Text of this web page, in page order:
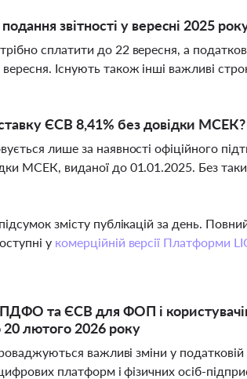
звітності у вересні 2025
сплатити до 22 вересня, а
Існують також інші важливі
ЄСВ 8,41% без довідки МСЕК?
лише за наявності офіційного
МСЕК, виданої до 01.01.2025. Без
змісту публікацій за день.
у комерційній версії Платформи
ПДФО та ЄСВ для ФОП і
20 лютого 2026 року
важливі зміни у податковій
платформ і фізичних осіб-